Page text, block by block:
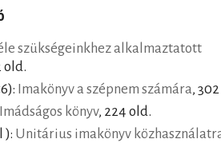
szükségeinkhez alkalmaztatott
old.
Imakönyv a szépnem számára,
Imádságos könyv, 224 old.
): Unitárius imakönyv